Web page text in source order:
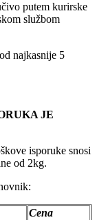
putem kurirske
službom
najkasnije 5
JE
isporuke snosi
od 2kg.
Cena